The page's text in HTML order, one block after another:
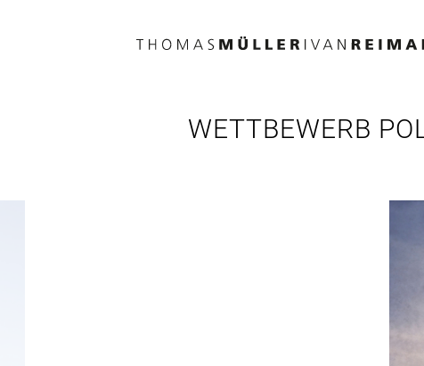
WETTBEWERB